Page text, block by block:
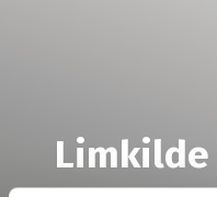
Limkilde